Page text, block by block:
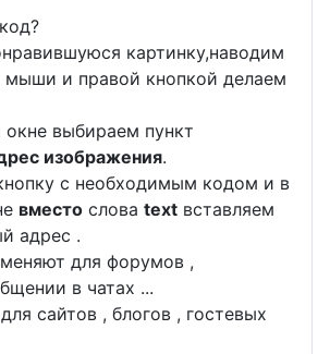
картинку,наводим
мыши и правой кнопкой делаем
выбираем пункт
изображения.
с необходимым кодом и в
вместо слова text вставляем
адрес .
для форумов ,
в чатах ...
сайтов , блогов , гостевых